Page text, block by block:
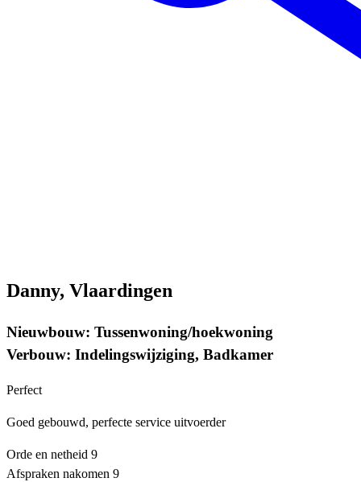
Danny, Vlaardingen
Nieuwbouw: Tussenwoning/hoekwoning
Verbouw: Indelingswijziging, Badkamer
Perfect
Goed gebouwd, perfecte service uitvoerder
Orde en netheid 9
Afspraken nakomen 9